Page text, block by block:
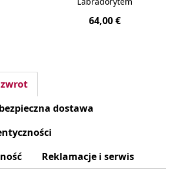
64,00 €
dostawa
Reklamacje i serwis